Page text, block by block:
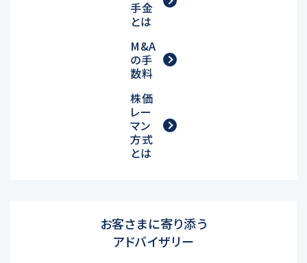
手金
とは
M&A
の手
数料
株価
レー
マン
方式
とは
お客さまに寄り添う
アドバイザリー